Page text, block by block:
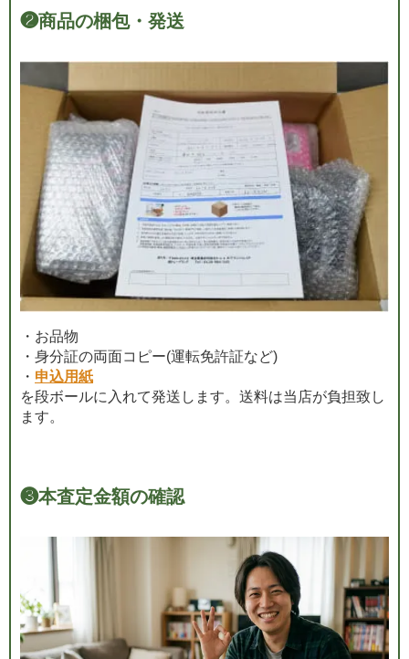
❷商品の梱包・発送
・お品物
・身分証の両面コピー(運転免許証など)
・ 申込用紙
を段ボールに入れて発送します。送料は当店が負担致し
ます。
❸本査定金額の確認